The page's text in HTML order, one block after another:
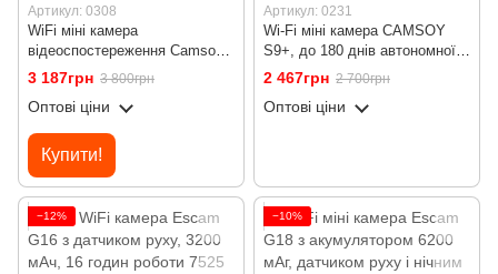
Артикул: 0308
WiFi міні камера
відеоспостереження Camsoy
S70W, з подвійною лінзою та
датчиком руху, до 70 днів
автономної роботи, iOS /
Android, FullHD 1080P
3 187грн 3 800грн
Оптові ціни
Купити!
Артикул: 0231
Wi-Fi міні камера CAMSOY
S9+, до 180 днів автономної
роботи, з PIR датчиком руху і
нічною підсвіткою, 1080p
2 467грн 2 700грн
Оптові ціни
−12% −10%